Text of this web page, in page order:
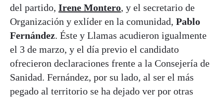
del partido, Irene Montero, y el secretario de
Organización y exlíder en la comunidad, Pablo
Fernández. Éste y Llamas acudieron igualmente
el 3 de marzo, y el día previo el candidato
ofrecieron declaraciones frente a la Consejería de
Sanidad. Fernández, por su lado, al ser el más
pegado al territorio se ha dejado ver por otras